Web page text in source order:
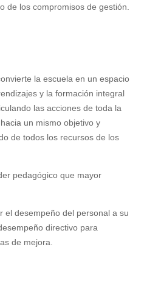
d
o
de los compromisos de gestión.
la escuela en un espacio
y la formación integral
las acciones de toda la
un mismo objetivo y
de todos los recursos de los
pedagógico que mayor
el desempeño del personal a su
directivo para
de mejora.